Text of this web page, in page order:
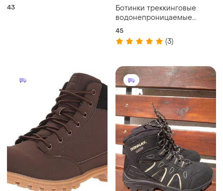
43
Ботинки треккинговые
водонепроницаемые
apache geography новые
45
(3)